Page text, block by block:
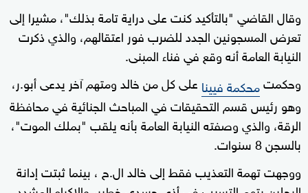
وقال القاضي "بالتأكيد كنت على ⁠دراية تامة بذلك"، ​مشيرا إلى
تعرض المسجونين الجدد للضرب فور اعتقالهم، والذي ذكرت
النيابة العامة أنه وقع في فناء المبنى.
وحكمتمحكمة فيينا ​على كل من خالد ومتهم آخر يدعى أبو.ر،
وهو رئيس قسم التحقيقات في المباحث الجنائية في محافظة
الرقة، والذي وصفته النيابة العامة بأنه يلقب "بملك الموت"،
بالسجن 8 سنوات.
ووجهت تهمة التعذيب فقط إلى ​خالد ‌ال.ح ، بينما ثبتت إدانة